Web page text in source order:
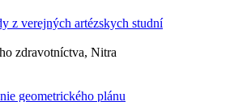
z verejných artézskych studní
zdravotníctva, Nitra
geometrického plánu